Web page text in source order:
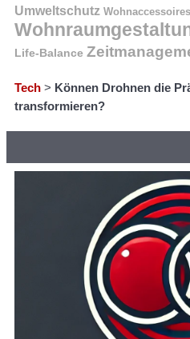
Umweltschutz Wohnaccessoires
Life-Balance
Tech > Können Drohnen die
transformieren?